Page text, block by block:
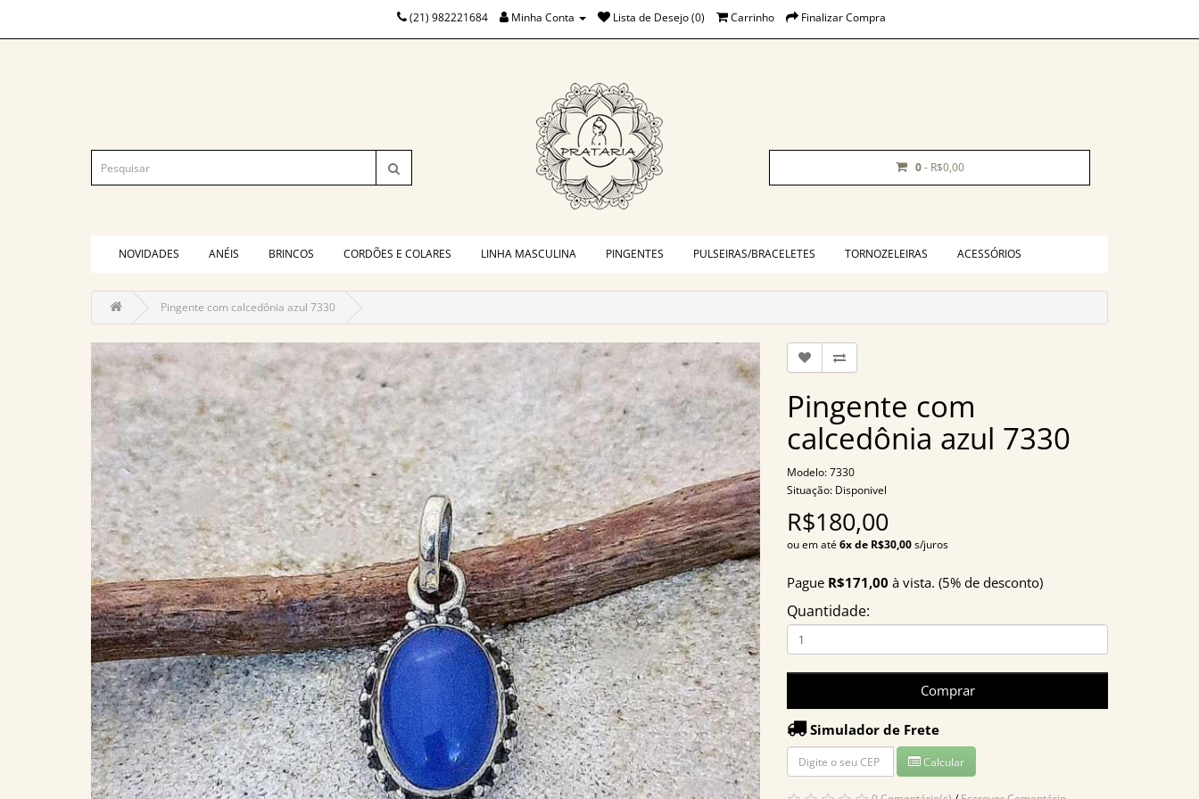
(21) 982221684 Minha Conta Lista de Desejo (0) Carrinho Finalizar Compra
0- R$0,00
NOVIDADES ANÉIS BRINCOS CORDÕES E COLARES LINHA MASCULINA PINGENTES PULSEIRAS/BRACELETES TORNOZELEIRAS ACESSÓRIOS
Pingente com calcedônia azul 7330
Pingente com
calcedônia azul 7330
Modelo: 7330
Situação: Disponivel
R$180,00
ou em até6x de R$30,00s/juros
Pague R$171,00 à vista. (5% de desconto)
Quantidade:
Comprar
Simulador de Frete
Calcular